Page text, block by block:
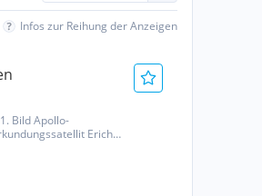
Infos zur Reihung der Anzeigen
Bild Apollo-
Erich